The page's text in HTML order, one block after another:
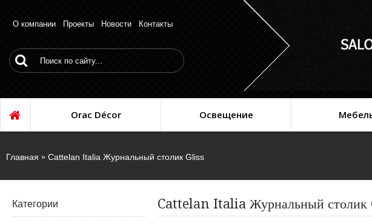
О компании Проекты Новости Контакты
Orac Décor Освещение
Главная Cattelan Italia Журнальный столик Gliss
Категории Cattelan Italia Журнальный столик